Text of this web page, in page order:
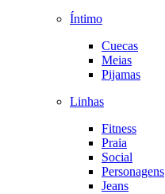
Íntimo
Cuecas
Meias
Pijamas
Linhas
Fitness
Praia
Social
Personagens
Jeans